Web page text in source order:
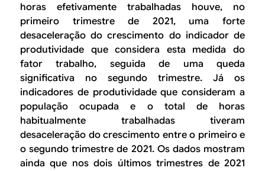
horas efetivamente trabalhadas houve, no
primeiro trimestre de 2021, uma forte
desaceleração do crescimento do indicador de
produtividade que considera esta medida do
fator trabalho, seguida de uma queda
significativa no segundo trimestre. Já os
indicadores de produtividade que consideram a
população ocupada e o total de horas
habitualmente trabalhadas tiveram
desaceleração do crescimento entre o primeiro e
o segundo trimestre de 2021. Os dados mostram
ainda que nos dois últimos trimestres de 2021